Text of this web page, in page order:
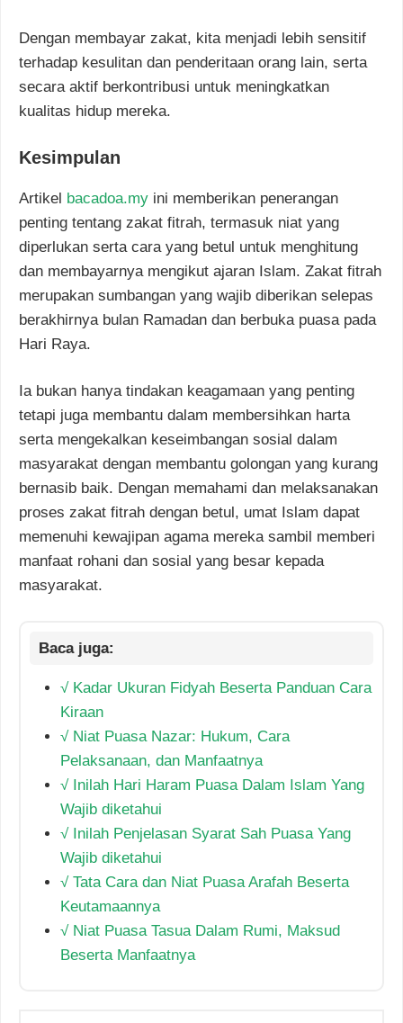
Dengan membayar zakat, kita menjadi lebih sensitif
terhadap kesulitan dan penderitaan orang lain, serta
secara aktif berkontribusi untuk meningkatkan
kualitas hidup mereka.
Kesimpulan
Artikel bacadoa.my ini memberikan penerangan
penting tentang zakat fitrah, termasuk niat yang
diperlukan serta cara yang betul untuk menghitung
dan membayarnya mengikut ajaran Islam. Zakat fitrah
merupakan sumbangan yang wajib diberikan selepas
berakhirnya bulan Ramadan dan berbuka puasa pada
Hari Raya.
Ia bukan hanya tindakan keagamaan yang penting
tetapi juga membantu dalam membersihkan harta
serta mengekalkan keseimbangan sosial dalam
masyarakat dengan membantu golongan yang kurang
bernasib baik. Dengan memahami dan melaksanakan
proses zakat fitrah dengan betul, umat Islam dapat
memenuhi kewajipan agama mereka sambil memberi
manfaat rohani dan sosial yang besar kepada
masyarakat.
√ Kadar Ukuran Fidyah Beserta Panduan Cara
Kiraan
√ Niat Puasa Nazar: Hukum, Cara
Pelaksanaan, dan Manfaatnya
√ Inilah Hari Haram Puasa Dalam Islam Yang
Wajib diketahui
√ Inilah Penjelasan Syarat Sah Puasa Yang
Wajib diketahui
√ Tata Cara dan Niat Puasa Arafah Beserta
Keutamaannya
√ Niat Puasa Tasua Dalam Rumi, Maksud
Beserta Manfaatnya